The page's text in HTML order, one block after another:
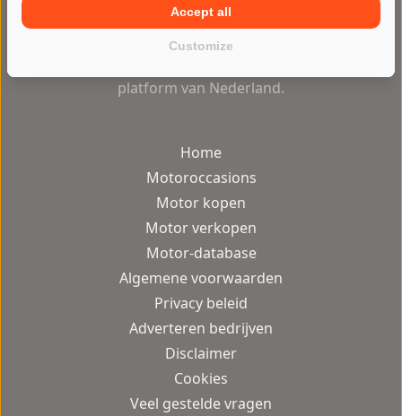
verkopen van motoren makkelijker
dan ooit op het meest veilige en
platform van Nederland.
Home
Motoroccasions
Motor kopen
Motor verkopen
Motor-database
Algemene voorwaarden
Privacy beleid
Adverteren bedrijven
Disclaimer
Cookies
Veel gestelde vragen
Customize
Accept all